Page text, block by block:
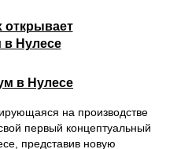
в Нулесе
на производстве
первый концептуальный
представив новую